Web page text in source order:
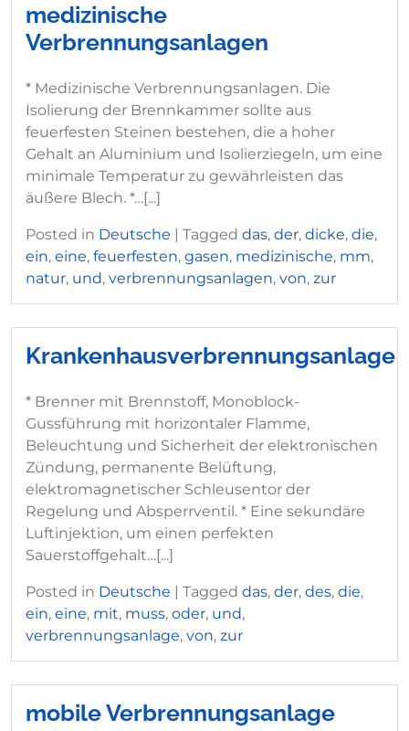
medizinische
Verbrennungsanlagen
* Medizinische Verbrennungsanlagen. Die
Isolierung der Brennkammer sollte aus
feuerfesten Steinen bestehen, die a hoher
Gehalt an Aluminium und Isolierziegeln, um eine
minimale Temperatur zu gewährleisten das
äußere Blech. *…[...]
Posted in Deutsche | Tagged das, der, dicke, die,
ein, eine, feuerfesten, gasen, medizinische, mm,
natur, und, verbrennungsanlagen, von, zur
Krankenhausverbrennungsanlage
* Brenner mit Brennstoff, Monoblock-
Gussführung mit horizontaler Flamme,
Beleuchtung und Sicherheit der elektronischen
Zündung, permanente Belüftung,
elektromagnetischer Schleusentor der
Regelung und Absperrventil. * Eine sekundäre
Luftinjektion, um einen perfekten
Sauerstoffgehalt…[...]
Posted in Deutsche | Tagged das, der, des, die,
ein, eine, mit, muss, oder, und,
verbrennungsanlage, von, zur
mobile Verbrennungsanlage